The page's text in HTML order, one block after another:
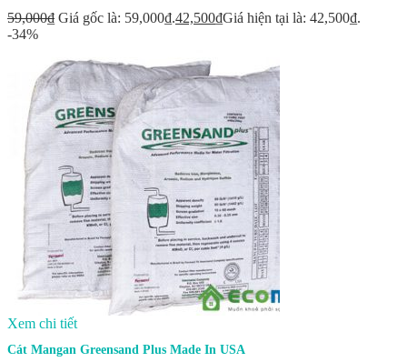
59,000₫ Giá gốc là: 59,000₫.42,500₫Giá hiện tại là: 42,500₫.
-34%
Xem chi tiết
Cát Mangan Greensand Plus Made In USA